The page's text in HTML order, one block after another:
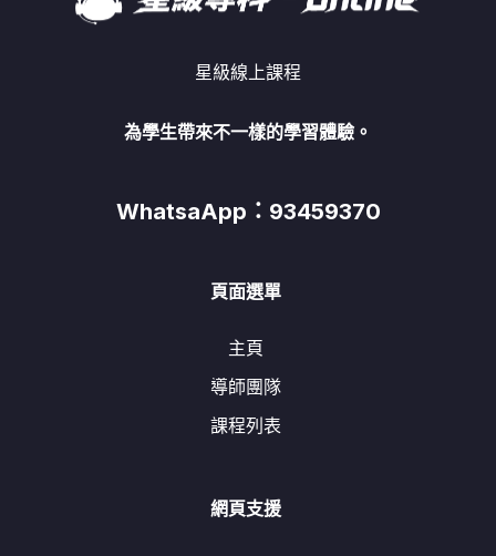
星級線上課程
為學生帶來不一樣的學習體驗。
WhatsaApp：93459370
頁面選單
主頁
導師團隊
課程列表
網頁支援